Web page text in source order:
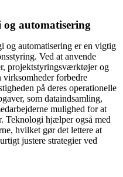
automatisering
og automatisering er en vigtig
Ved at anvende
projektstyringsværktøjer og
virksomheder forbedre
på deres operationelle
som dataindsamling,
mulighed for at
Teknologi hjælper også med
hvilket gør det lettere at
justere strategier ved